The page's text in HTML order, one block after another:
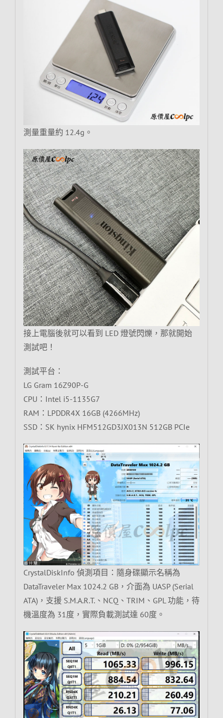
測量重量約 12.4g。
接上電腦後就可以看到 LED 燈號閃爍，那就開始
測試吧！
測試平台：
LG Gram 16Z90P-G
CPU：Intel i5-1135G7
RAM：LPDDR4X 16GB (4266MHz)
SSD：SK hynix HFM512GD3JX013N 512GB PCIe
CrystalDiskInfo 偵測項目：隨身碟顯示名稱為
DataTraveler Max 1024.2 GB，介面為 UASP (Serial
ATA)，支援 S.M.A.R.T.、NCQ、TRIM、GPL 功能，待
機溫度為 31度，實際負載測試達 60度。